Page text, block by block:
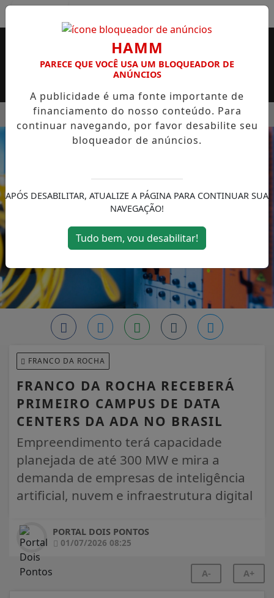
ROSSI SERÁ BREVEMENTE INAUGURADA
EM ALTA
MENU
FRANCO DA ROCHA
FRANCO DA ROCHA RECEBERÁ
PRIMEIRO CAMPUS DE DATA
CENTERS DA ADA NO BRASIL
Empreendimento terá capacidade
planejada de até 300 MW e mira a
demanda de empresas de inteligência
artificial, nuvem e infraestrutura digital
PORTAL DOIS PONTOS
01/07/2026 08:25
A- A+
HAMM
PARECE QUE VOCÊ USA UM BLOQUEADOR DE
ANÚNCIOS
A publicidade é uma fonte importante de
financiamento do nosso conteúdo. Para
continuar navegando, por favor desabilite seu
bloqueador de anúncios.
APÓS DESABILITAR, ATUALIZE A PÁGINA PARA CONTINUAR SUA
NAVEGAÇÃO!
Tudo bem, vou desabilitar!